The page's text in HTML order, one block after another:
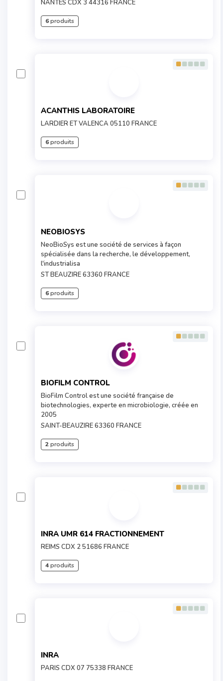
NANTES CDX 3 44316 FRANCE
6produits
ACANTHIS LABORATOIRE
LARDIER ET VALENCA 05110 FRANCE
6produits
NEOBIOSYS
NeoBioSys est une société de services à façon
spécialisée dans la recherche, le développement,
l'industrialisa
ST BEAUZIRE 63360 FRANCE
6produits
BIOFILM CONTROL
BioFilm Control est une société française de
biotechnologies, experte en microbiologie, créée en
2005
SAINT-BEAUZIRE 63360 FRANCE
2produits
INRA UMR 614 FRACTIONNEMENT
REIMS CDX 2 51686 FRANCE
4produits
INRA
PARIS CDX 07 75338 FRANCE